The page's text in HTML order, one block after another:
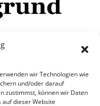
wir Technologien wie
und/oder darauf
zustimmst, können wir Daten
dieser Website